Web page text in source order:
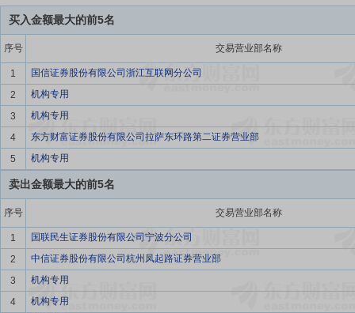
买入金额最大的前5名
序号 交易营业部名称
1
国信证券股份有限公司浙江互联网分公司
2
机构专用
3
机构专用
4
东方财富证券股份有限公司拉萨东环路第二证券营业部
5
机构专用
卖出金额最大的前5名
序号 交易营业部名称
1
国联民生证券股份有限公司宁波分公司
2
中信证券股份有限公司杭州凤起路证券营业部
3
机构专用
4
机构专用